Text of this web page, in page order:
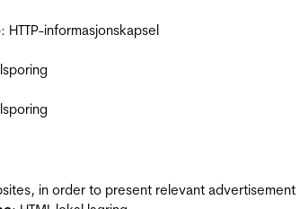
: HTTP-informasjonskapsel
in order to present relevant